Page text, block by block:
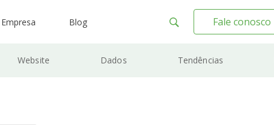
Empresa Blog Fale conosco
Website Dados Tendências